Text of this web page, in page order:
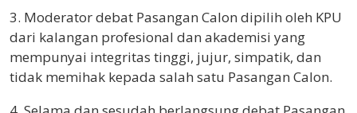
3. Moderator debat Pasangan Calon dipilih oleh KPU
dari kalangan profesional dan akademisi yang
mempunyai integritas tinggi, jujur, simpatik, dan
tidak memihak kepada salah satu Pasangan Calon.